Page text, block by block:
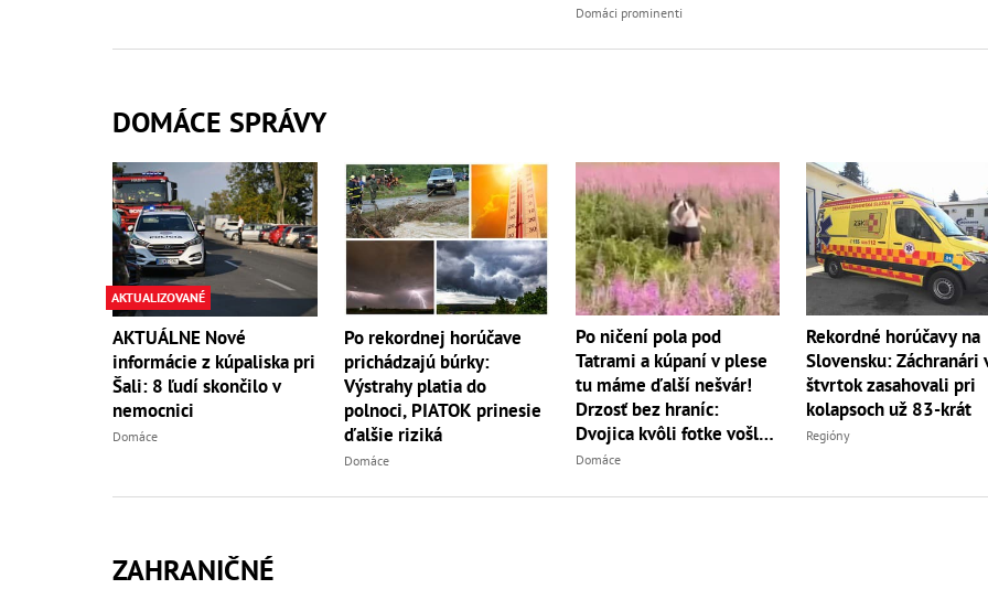
Domáci prominenti
DOMÁCE SPRÁVY
AKTUALIZOVANÉ
AKTUÁLNE Nové
informácie z kúpaliska pri
Šali: 8 ľudí skončilo v
nemocnici
Domáce
Po rekordnej horúčave
prichádzajú búrky:
Výstrahy platia do
polnoci, PIATOK prinesie
ďalšie riziká
Domáce
Po ničení pola pod
Tatrami a kúpaní v plese
tu máme ďalší nešvár!
Drzosť bez hraníc:
Dvojica kvôli fotke vošla
do...
Domáce
Rekordné horúčavy na
Slovensku: Záchranári
štvrtok zasahovali pri
kolapsoch už 83-krát
Regióny
ZAHRANIČNÉ